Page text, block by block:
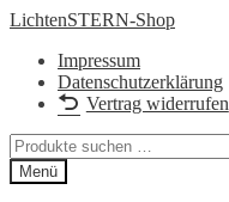
Zur
springen
Zum
springen
LichtenSTERN-Shop
Impressum
Datenschutzerklärung
Vertrag widerrufen
Suchen
nach:
Menü